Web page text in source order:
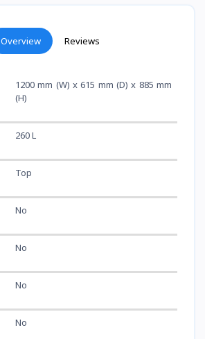
Overview Reviews
1200 mm (W) x 615 mm (D) x 885 mm
(H)
260 L
Top
No
No
No
No